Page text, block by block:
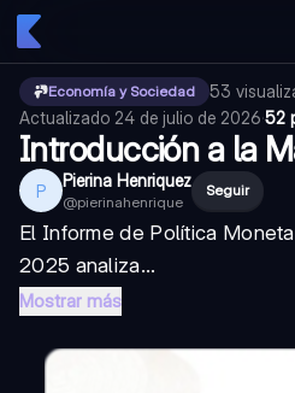
Economía y Sociedad 53
Actualizado 24 de julio de 2026·52
Introducción a la
P Pierina Henriquez
@pierinahenrique
Seguir
El Informe de Política
2025 analiza...
Mostrar más